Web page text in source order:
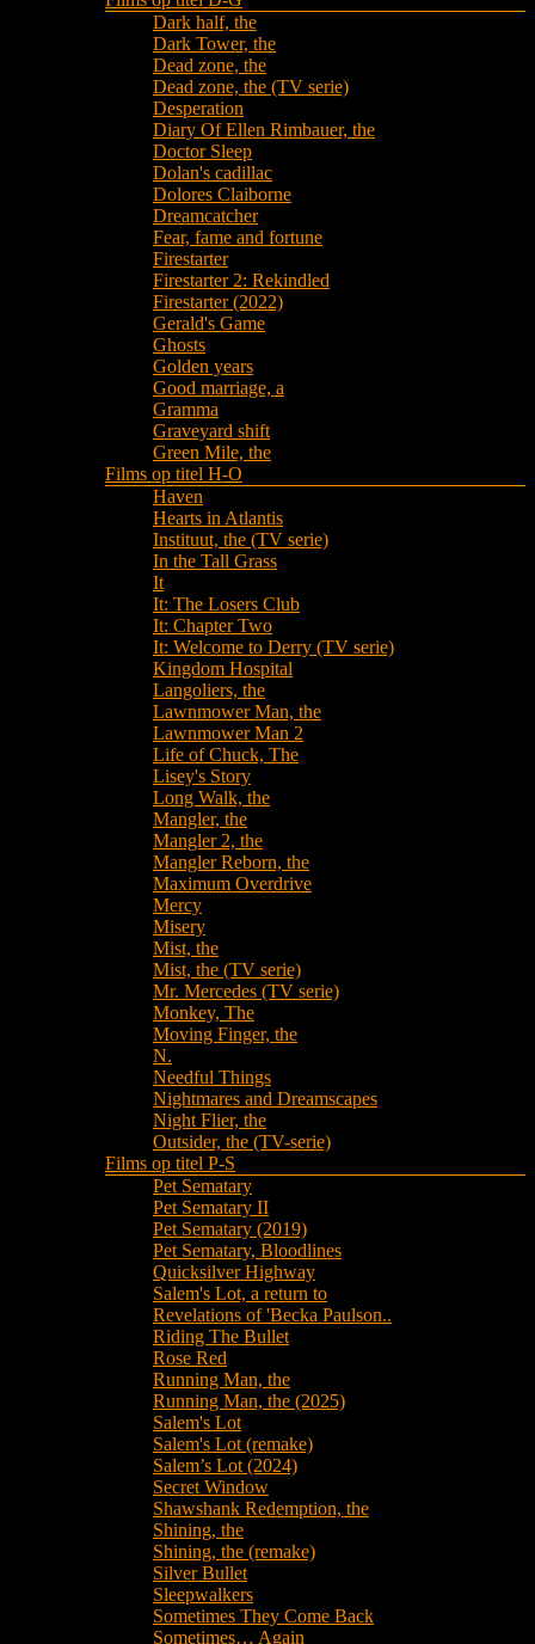
Dark half, the
Dark Tower, the
Dead zone, the
Dead zone, the (TV serie)
Desperation
Diary Of Ellen Rimbauer, the
Doctor Sleep
Dolan's cadillac
Dolores Claiborne
Dreamcatcher
Fear, fame and fortune
Firestarter
Firestarter 2: Rekindled
Firestarter (2022)
Gerald's Game
Ghosts
Golden years
Good marriage, a
Gramma
Graveyard shift
Green Mile, the
Films op titel H-O
Haven
Hearts in Atlantis
Instituut, the (TV serie)
In the Tall Grass
It
It: The Losers Club
It: Chapter Two
It: Welcome to Derry (TV serie)
Kingdom Hospital
Langoliers, the
Lawnmower Man, the
Lawnmower Man 2
Life of Chuck, The
Lisey's Story
Long Walk, the
Mangler, the
Mangler 2, the
Mangler Reborn, the
Maximum Overdrive
Mercy
Misery
Mist, the
Mist, the (TV serie)
Mr. Mercedes (TV serie)
Monkey, The
Moving Finger, the
N.
Needful Things
Nightmares and Dreamscapes
Night Flier, the
Outsider, the (TV-serie)
Films op titel P-S
Pet Sematary
Pet Sematary II
Pet Sematary (2019)
Pet Sematary, Bloodlines
Quicksilver Highway
Salem's Lot, a return to
Revelations of 'Becka Paulson..
Riding The Bullet
Rose Red
Running Man, the
Running Man, the (2025)
Salem's Lot
Salem's Lot (remake)
Salem’s Lot (2024)
Secret Window
Shawshank Redemption, the
Shining, the
Shining, the (remake)
Silver Bullet
Sleepwalkers
Sometimes They Come Back
Sometimes… Again